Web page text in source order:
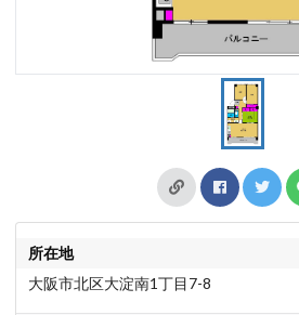
所在地
大阪市北区大淀南1丁目7-8